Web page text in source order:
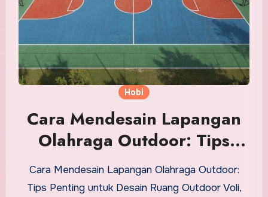
Hobi
Cara Mendesain Lapangan
Olahraga Outdoor: Tips
Penting untuk Lapangan
Voli, Basket, dan Futsal
Cara Mendesain Lapangan Olahraga Outdoor:
Tips Penting untuk Desain Ruang Outdoor Voli,